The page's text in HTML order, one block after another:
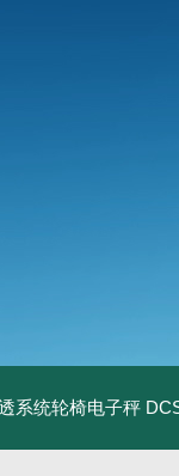
系统轮椅电子秤 DCS-Hx油桶搬